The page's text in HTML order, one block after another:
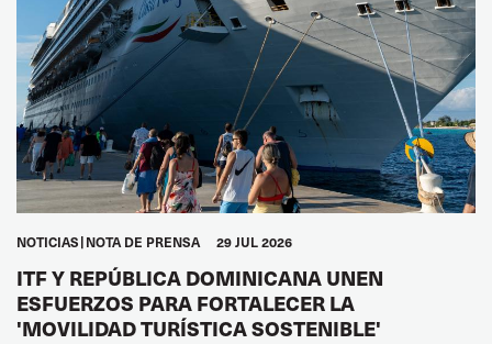
NOTICIAS NOTA DE PRENSA 29 JUL 2026
ITF Y REPÚBLICA DOMINICANA UNEN
ESFUERZOS PARA FORTALECER LA
'MOVILIDAD TURÍSTICA SOSTENIBLE'